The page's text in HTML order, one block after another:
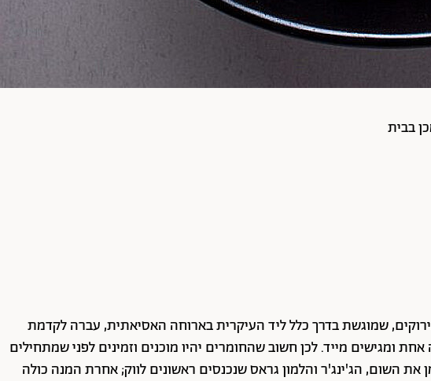
בבית
שמוגשת בדרך כלל ליד העיקרית בארוחה האסיאתית, עברה לקדמת
ומגישים מייד. לכן חשוב שהחומרים יהיו מוכנים וזמינים לפני שמתחילים
השום, הג'ינג'ר והלמון גראס שנכנסים ראשונים לווק; אחרת המנה כולה